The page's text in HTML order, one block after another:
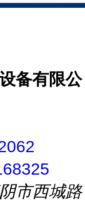
备有限公
市西城路